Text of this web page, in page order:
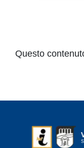
Questo